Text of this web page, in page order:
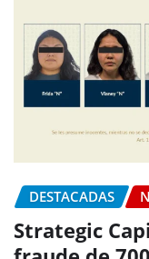
DESTACADAS
Strategic